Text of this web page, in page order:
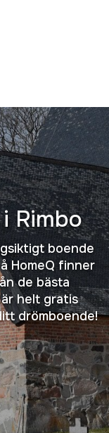
iRimbo
boende
HomeQ finner
de bästa
helt gratis
drömboende!